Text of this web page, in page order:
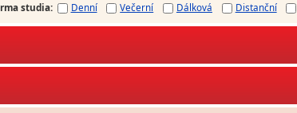
studia: Denní Večerní Dálková Distanční